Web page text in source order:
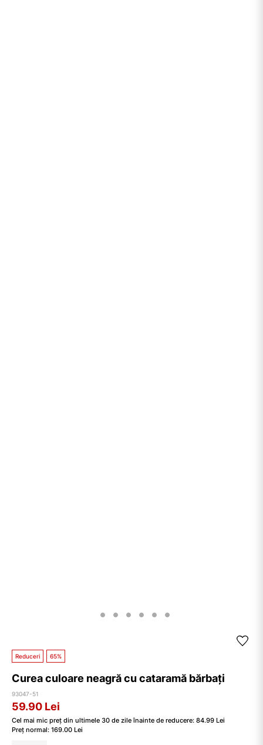
Reduceri 65%
Curea culoare neagră cu cataramă bărbați
93047-51
59.90 Lei
Cel mai mic preț din ultimele 30 de zile înainte de reducere: 84.99 Lei
Preț normal: 169.00 Lei